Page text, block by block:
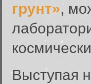
грунт»,
Выступая